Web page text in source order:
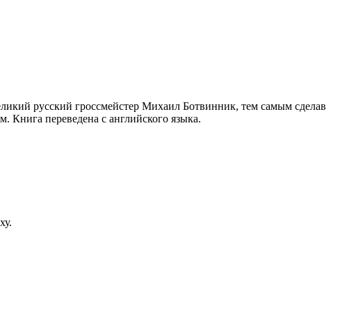
русский гроссмейстер Михаил Ботвинник, тем самым сделав
Книга переведена с английского языка.